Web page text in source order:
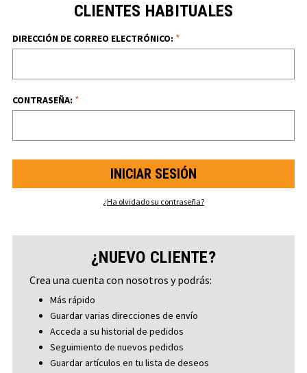
CLIENTES HABITUALES
DIRECCIÓN DE CORREO ELECTRÓNICO: *
CONTRASEÑA: *
¿Ha olvidado su contraseña?
¿NUEVO CLIENTE?
Crea una cuenta con nosotros y podrás:
Más rápido
Guardar varias direcciones de envío
Acceda a su historial de pedidos
Seguimiento de nuevos pedidos
Guardar artículos en tu lista de deseos